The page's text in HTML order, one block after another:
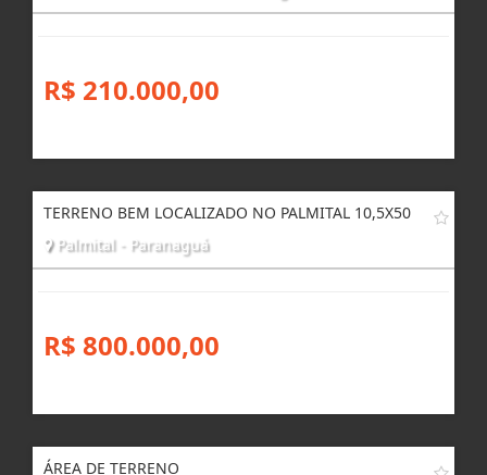
R$ 210.000,00
TERRENO BEM LOCALIZADO NO PALMITAL 10,5X50
Palmital - Paranaguá
R$ 800.000,00
ÁREA DE TERRENO